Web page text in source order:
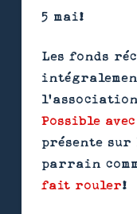
5 mai!
Les fonds
l’association
Possible
présente
parrain
fait rouler!